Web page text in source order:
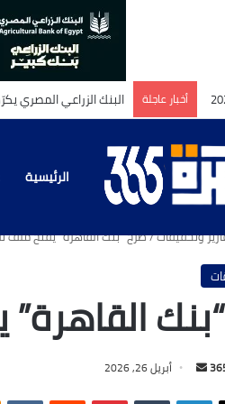
أخبار عاجلة
الرئيسية
وتحقيقات/طرح “بنك القاهرة” يفتح ملف
أرسل أبريل 26, 2026
‫X لينكدإن بينتيريست